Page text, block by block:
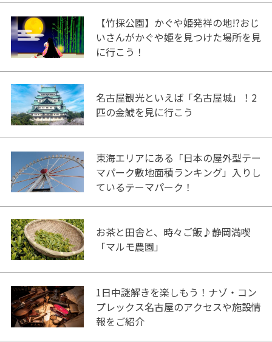
【竹採公園】かぐや姫発祥の地!?おじ
いさんがかぐや姫を見つけた場所を見
に行こう！
名古屋観光といえば「名古屋城」！2
匹の金鯱を見に行こう
東海エリアにある「日本の屋外型テー
マパーク敷地面積ランキング」入りし
ているテーマパーク！
お茶と田舎と、時々ご飯♪静岡満喫
「マルモ農園」
1日中謎解きを楽しもう！ナゾ・コン
プレックス名古屋のアクセスや施設情
報をご紹介